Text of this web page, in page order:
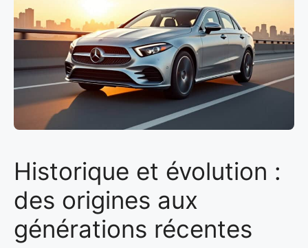
Historique et évolution :
des origines aux
générations récentes